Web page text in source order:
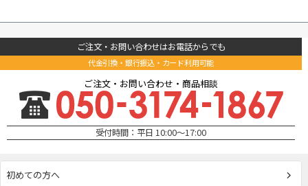
ご注文・お問い合わせはお電話からでも
代金引換・銀行振込・カード利用可能
ご注文・お問い合わせ・商品相談
受付時間：平日 10:00～17:00
初めての方へ